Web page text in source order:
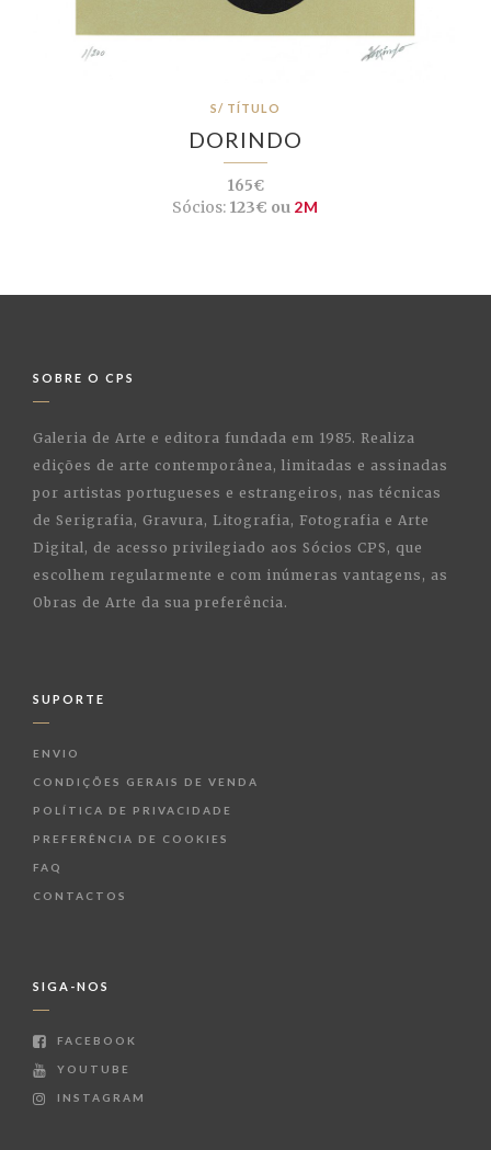
S/ TÍTULO
DORINDO
165€
Sócios: 123€ ou 2M
SOBRE O CPS
Galeria de Arte e editora fundada em 1985. Realiza
edições de arte contemporânea, limitadas e assinadas
por artistas portugueses e estrangeiros, nas técnicas
de Serigrafia, Gravura, Litografia, Fotografia e Arte
Digital, de acesso privilegiado aos Sócios CPS, que
escolhem regularmente e com inúmeras vantagens, as
Obras de Arte da sua preferência.
SUPORTE
ENVIO
CONDIÇÕES GERAIS DE VENDA
POLÍTICA DE PRIVACIDADE
PREFERÊNCIA DE COOKIES
FAQ
CONTACTOS
SIGA-NOS
FACEBOOK
YOUTUBE
INSTAGRAM